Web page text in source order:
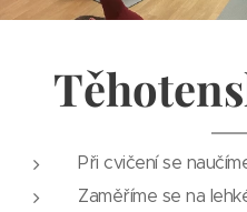
Při cvičení se
Zaměříme se na